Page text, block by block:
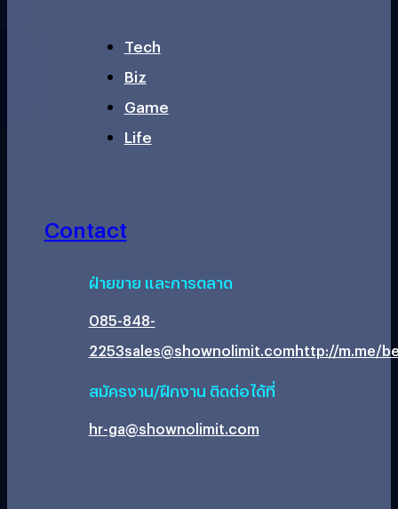
Tech
Biz
Game
Life
Contact
ฝ่ายขาย และการตลาด
085-848-
2253sales@shownolimit.comhttp://m.me/
สมัครงาน/ฝึกงาน ติดต่อได้ที่
hr-ga@shownolimit.com